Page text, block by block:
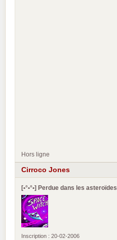
Hors ligne
Cirroco Jones
[•°•°•] Perdue dans les asteroïdes
Inscription : 20-02-2006